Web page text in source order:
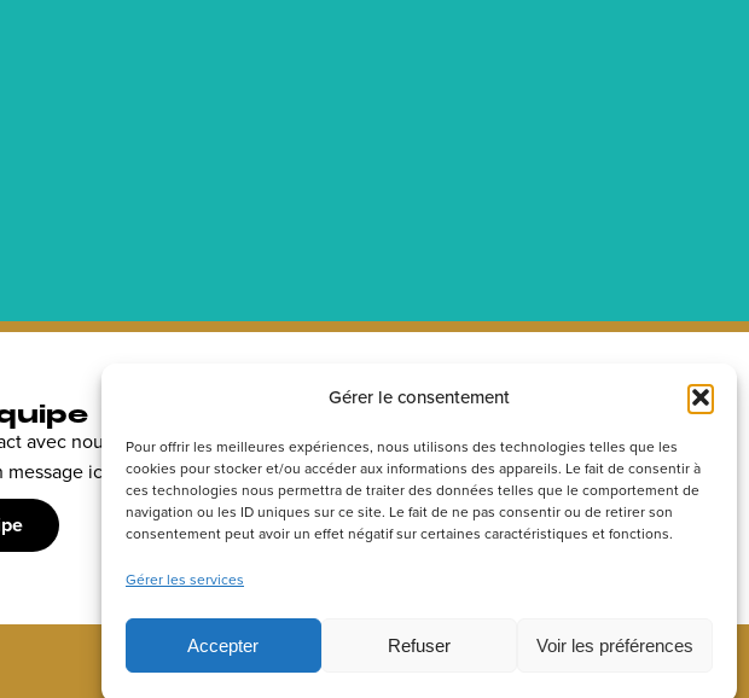
Gérer le consentement
Pour offrir les meilleures expériences, nous utilisons des technologies telles que les
cookies pour stocker et/ou accéder aux informations des appareils. Le fait de consentir à
ces technologies nous permettra de traiter des données telles que le comportement de
navigation ou les ID uniques sur ce site. Le fait de ne pas consentir ou de retirer son
consentement peut avoir un effet négatif sur certaines caractéristiques et fonctions.
Gérer les services
Accepter Refuser Voir les préférences
avec nous et
ici.
Découvrez nos offres d’emploi ou
envoyez votre candidature
spontanée
sociaux
Productions IDEO